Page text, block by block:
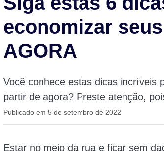
economizar
AGORA
Você conhece estas dicas incríveis
partir de agora? Preste atenção,
Publicado em 5 de setembro de 2022
Estar no meio da rua e ficar sem